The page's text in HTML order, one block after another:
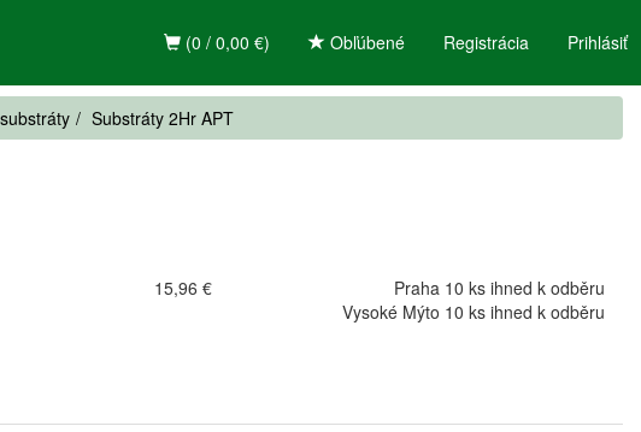
Registrácia Prihlásiť
(0 / 0,00 €) Obľúbené
Substráty 2Hr APT
15,96 €
Praha 10 ks ihned k odběru
Vysoké Mýto 10 ks ihned k odběru